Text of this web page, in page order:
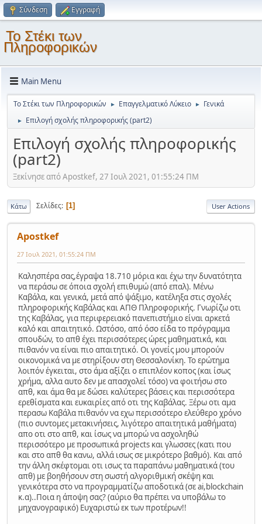
Σύνδεση Εγγραφή
Το Στέκι των
Πληροφορικών
Main Menu
Το Στέκι των Πληροφορικών ► Επαγγελματικό Λύκειο ► Γενικά
► Επιλογή σχολής πληροφορικής (part2)
Επιλογή σχολής πληροφορικής
(part2)
Ξεκίνησε από Apostkef, 27 Ιουλ 2021, 01:55:24 ΠΜ
Κάτω Σελίδες 1 User Actions
Apostkef
27 Ιουλ 2021, 01:55:24 ΠΜ
Καλησπέρα σας,έγραψα 18.710 μόρια και έχω την δυνατότητα
να περάσω σε όποια σχολή επιθυμώ (από επαλ). Μένω
Καβάλα, και γενικά, μετά από ψάξιμο, κατέληξα στις σχολές
πληροφορικής Καβάλας και ΑΠΘ Πληροφορικής. Γνωρίζω οτι
της Καβάλας, για περιφερειακό πανεπιστήμιο είναι αρκετά
καλό και απαιτητικό. Ωστόσο, από όσο είδα το πρόγραμμα
σπουδών, το απθ έχει περισσότερες ώρες μαθηματικά, και
πιθανόν να είναι πιο απαιτητικό. Οι γονείς μου μπορούν
οικονομικά να με στηρίξουν στη Θεσσαλονίκη. Το ερώτημα
λοιπόν έγκειται, στο άμα αξίζει ο επιπλέον κοπος (και ίσως
χρήμα, αλλα αυτο δεν με απασχολεί τόσο) να φοιτήσω στο
απθ, και άμα θα με δώσει καλύτερες βάσεις και περισσότερα
ερεθίσματα και ευκαιρίες από οτι της Καβάλας. Ξέρω οτι αμα
περασω Καβάλα πιθανόν να εχω περισσότερο ελεύθερο χρόνο
(πιο συντομες μετακινήσεις, λιγότερο απαιτητικά μαθήματα)
απο οτι στο απθ, και ίσως να μπορώ να ασχοληθώ
περισσότερο με προσωπικά projects και γλωσσες (κατι που
και στο απθ θα κανω, αλλά ισως σε μικρότερο βαθμό). Και από
την άλλη σκέφτομαι οτι ισως τα παραπάνω μαθηματικά (του
απθ) με βοηθήσουν στη σωστή αλγοριθμική σκέψη και
γενικότερα στο να προγραμματίζω αποδοτικά (σε ai,blockchain
κ.α)..Ποια η άποψη σας? (αύριο θα πρέπει να υποβάλω το
μηχανογραφικό) Ευχαριστώ εκ των προτέρων!!